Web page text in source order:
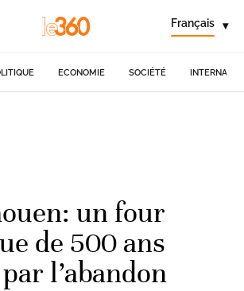
Français ▾
ECONOMIE SOCIÉTÉ
un four
de 500 ans
l’abandon